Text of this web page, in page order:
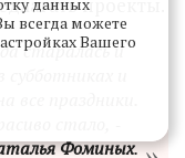
старалась и
и
все праздники.
стало, ‑
Фоминых.
всегда можете
Вашего